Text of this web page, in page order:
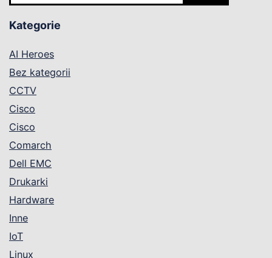
Kategorie
AI Heroes
Bez kategorii
CCTV
Cisco
Cisco
Comarch
Dell EMC
Drukarki
Hardware
Inne
IoT
Linux